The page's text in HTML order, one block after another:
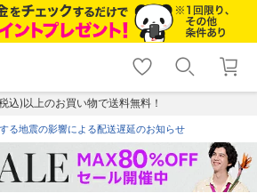
shopping_cart lock_outline
ログイン
込)以上のお買い物で送料無料！
る地震の影響による配送遅延のお知らせ